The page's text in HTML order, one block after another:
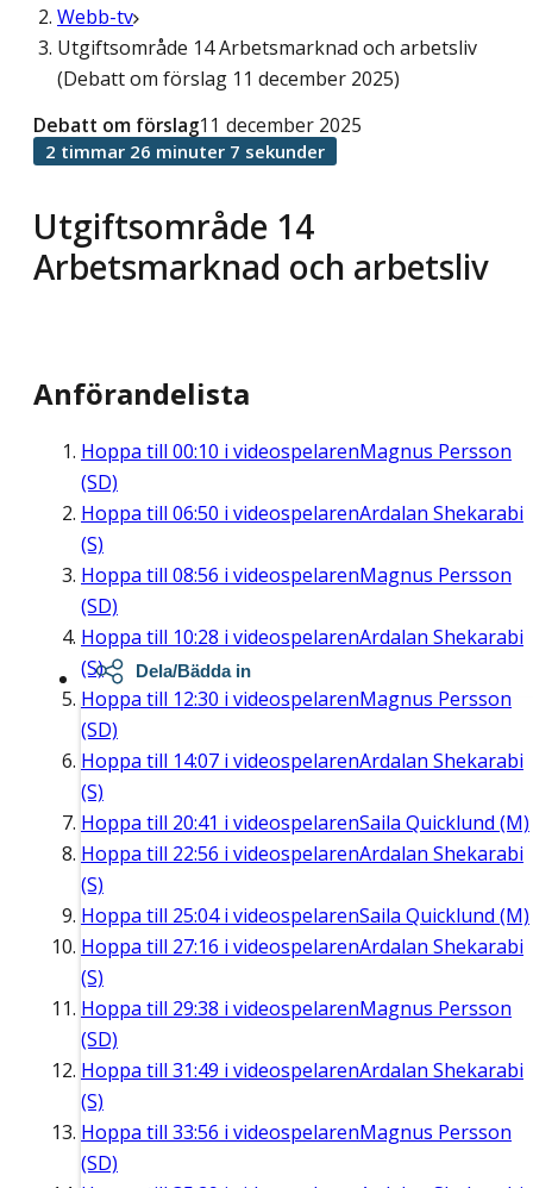
Webb-tv
Utgiftsområde 14 Arbetsmarknad och arbetsliv
(Debatt om förslag 11 december 2025)
Utgiftsområde 14
Arbetsmarknad och arbetsliv
Debatt om förslag11 december 2025
2 timmar 26 minuter 7 sekunder
Anförandelista
Hoppa till 00:10 i videospelarenMagnus Persson
(SD)
Hoppa till 06:50 i videospelarenArdalan Shekarabi
(S)
Hoppa till 08:56 i videospelarenMagnus Persson
(SD)
Hoppa till 10:28 i videospelarenArdalan Shekarabi
(S)
Hoppa till 12:30 i videospelarenMagnus Persson
(SD)
Hoppa till 14:07 i videospelarenArdalan Shekarabi
(S)
Hoppa till 20:41 i videospelarenSaila Quicklund (M)
Hoppa till 22:56 i videospelarenArdalan Shekarabi
(S)
Hoppa till 25:04i videospelarenSaila Quicklund (M)
Hoppa till 27:16 i videospelarenArdalan Shekarabi
(S)
Hoppa till 29:38 i videospelarenMagnus Persson
(SD)
Hoppa till 31:49 i videospelarenArdalan Shekarabi
(S)
Hoppa till 33:56 i videospelarenMagnus Persson
(SD)
Dela/Bädda in